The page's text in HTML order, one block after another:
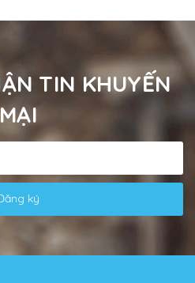
TIN KHUYẾN
MẠI
ký